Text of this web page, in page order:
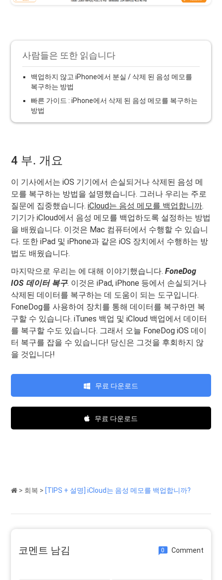
사람들은 또한 읽습니다
백업하지 않고 iPhone에서 분실 / 삭제 된 음성 메모를
복구하는 방법
빠른 가이드 : iPhone에서 삭제 된 음성 메모를 복구하는
방법
4 부. 개요
이 기사에서는 iOS 기기에서 손실되거나 삭제된 음성 메
모를 복구하는 방법을 설명했습니다. 그러나 우리는 주로
질문에 집중했습니다.iCloud는 음성 메모를 백업합니까.
기기가 iCloud에서 음성 메모를 백업하도록 설정하는 방법
을 배웠습니다. 이것은 Mac 컴퓨터에서 수행할 수 있습니
다. 또한 iPad 및 iPhone과 같은 iOS 장치에서 수행하는 방
법도 배웠습니다.
마지막으로 우리는 에 대해 이야기했습니다.FoneDog
IOS 데이터 복구. 이것은 iPad, iPhone 등에서 손실되거나
삭제된 데이터를 복구하는 데 도움이 되는 도구입니다.
FoneDog를 사용하여 장치를 통해 데이터를 복구하면 복
구할 수 있습니다. iTunes 백업 및 iCloud 백업에서 데이터
를 복구할 수도 있습니다. 그래서 오늘 FoneDog iOS 데이
터 복구를 잡을 수 있습니다! 당신은 그것을 후회하지 않
을 것입니다!
무료 다운로드
무료 다운로드
> 회복 > [TIPS + 설명] iCloud는 음성 메모를 백업합니까?
코멘트 남김 0 Comment